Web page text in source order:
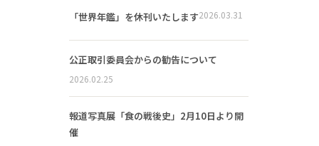
「世界年鑑」を休刊いたします2026.03.31
公正取引委員会からの勧告について
2026.02.25
報道写真展「食の戦後史」2月10日より開
催